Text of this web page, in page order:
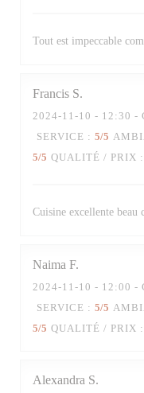
Tout est impeccable
Francis S
2024-11-10 - 12:30 -
SERVICE : 5/5
5/5 QUALITÉ / PRIX :
Cuisine excellente beau
Naima F
2024-11-10 - 12:00 -
SERVICE : 5/5
5/5 QUALITÉ / PRIX :
Alexandra S